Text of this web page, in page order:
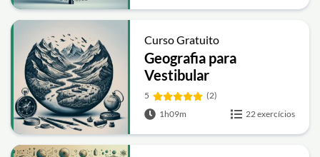
Curso Gratuito
Geografia para
Vestibular
5
(2)
1h09m
22 exercícios